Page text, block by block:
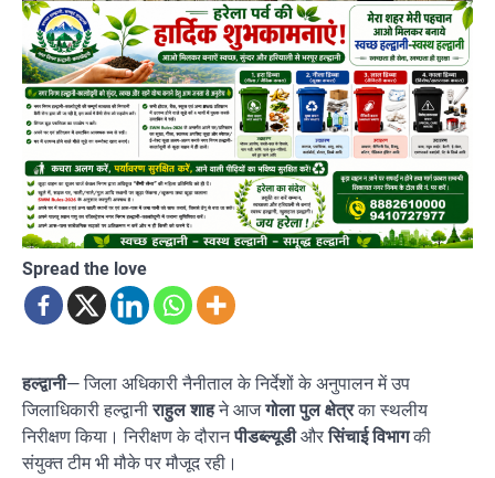
Spread the love
हल्द्वानी— जिला अधिकारी नैनीताल के निर्देशों के अनुपालन में उप
जिलाधिकारी हल्द्वानीराहुल शाहने आजगोला पुल क्षेत्रका स्थलीय
निरीक्षण किया। निरीक्षण के दौरानपीडब्ल्यूडीऔरसिंचाई विभागकी
संयुक्त टीम भी मौके पर मौजूद रही।